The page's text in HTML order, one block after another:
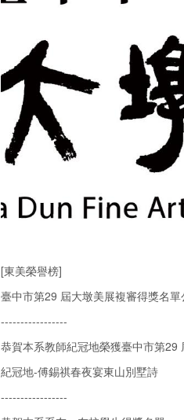
[東美榮譽榜]
臺中市第29 屆大墩美展複審得獎名單
-----------------
恭賀本系教師紀冠地榮獲臺中市第29
紀冠地-傅錫祺春夜宴東山別墅詩
-----------------